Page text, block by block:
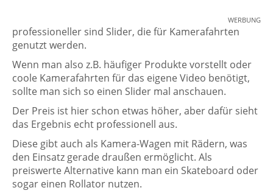
WERBUNG
professioneller sind Slider, die für Kamerafahrten
genutzt werden.
Wenn man also z.B. häufiger Produkte vorstellt oder
coole Kamerafahrten für das eigene Video benötigt,
sollte man sich so einen Slider mal anschauen.
Der Preis ist hier schon etwas höher, aber dafür sieht
das Ergebnis echt professionell aus.
Diese gibt auch als Kamera-Wagen mit Rädern, was
den Einsatz gerade draußen ermöglicht. Als
preiswerte Alternative kann man ein Skateboard oder
sogar einen Rollator nutzen.